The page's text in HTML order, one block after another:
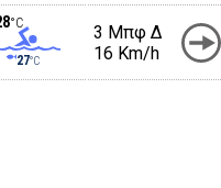
°C
27°C
3 Μπφ Δ
16 Km/h